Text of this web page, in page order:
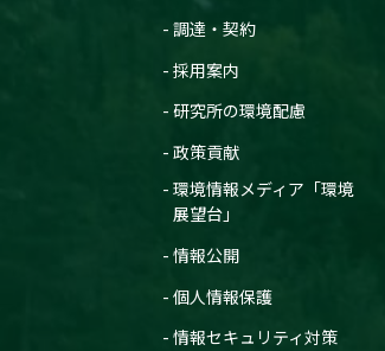
調達・契約
採用案内
研究所の環境配慮
政策貢献
環境情報メディア「環境
展望台」
情報公開
個人情報保護
情報セキュリティ対策